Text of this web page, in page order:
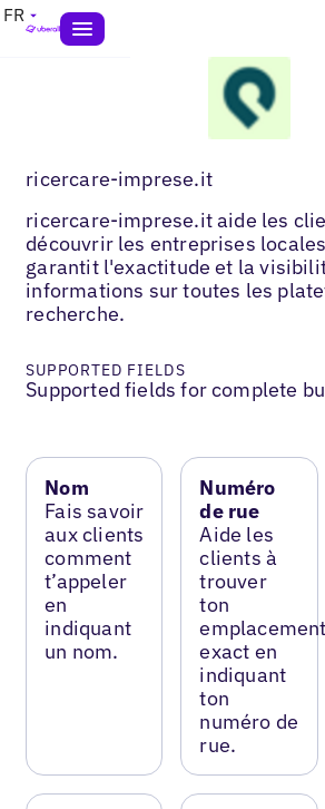
FR
ricercare-imprese.it
ricercare-imprese.it aide les
découvrir les entreprises
garantit l'exactitude et la
informations sur toutes les
recherche.
SUPPORTED FIELDS
Supported fields for complete
Nom
Fais savoir
aux clients
comment
t’appeler
en
indiquant
un nom.
Numéro
de rue
Aide les
clients à
trouver
ton
emplacement
exact en
indiquant
ton
numéro de
rue.